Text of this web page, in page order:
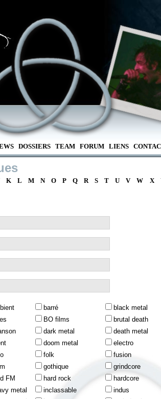
DOSSIERS TEAM FORUM LIENS
K L M N O P Q R S T U V W X
barré
black metal
BO films
brutal death
dark metal
death metal
doom metal
electro
folk
fusion
gothique
grindcore
FM
hard rock
hardcore
metal
inclassable
indus